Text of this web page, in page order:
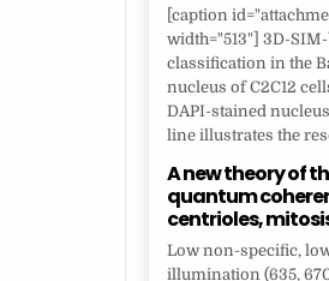
[caption
width="513"] 3D-
classification in the
nucleus of C2C12
DAPI-stained
line illustrates the
A new theory of
quantum
centrioles,
Low non-specific,
illumination (635,